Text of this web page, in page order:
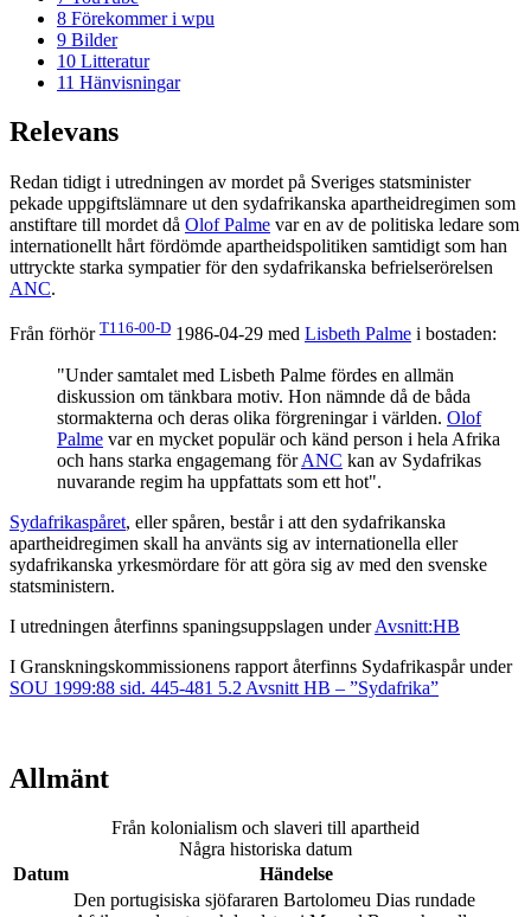
8 Förekommer i wpu
9 Bilder
10 Litteratur
11 Hänvisningar
Relevans
Redan tidigt i utredningen av mordet på Sveriges statsminister
pekade uppgiftslämnare ut den sydafrikanska apartheidregimen som
anstiftare till mordet då Olof Palme var en av de politiska ledare som
internationellt hårt fördömde apartheidspolitiken samtidigt som han
uttryckte starka sympatier för den sydafrikanska befrielserörelsen
ANC.
Från förhör T116-00-D 1986-04-29 med Lisbeth Palme i bostaden:
"Under samtalet med Lisbeth Palme fördes en allmän
diskussion om tänkbara motiv. Hon nämnde då de båda
stormakterna och deras olika förgreningar i världen. Olof
Palme var en mycket populär och känd person i hela Afrika
och hans starka engagemang förANC kan av Sydafrikas
nuvarande regim ha uppfattats som ett hot".
Sydafrikaspåret, eller spåren, består i att den sydafrikanska
apartheidregimen skall ha använts sig av internationella eller
sydafrikanska yrkesmördare för att göra sig av med den svenske
statsministern.
I utredningen återfinns spaningsuppslagen underAvsnitt:HB
I Granskningskommissionens rapport återfinns Sydafrikaspår under
SOU 1999:88 sid. 445-481 5.2 Avsnitt HB – ”Sydafrika”
Allmänt
Från kolonialism och slaveri till apartheid
Några historiska datum
Datum
Händelse
Den portugisiska sjöfararen Bartolomeu Dias rundade